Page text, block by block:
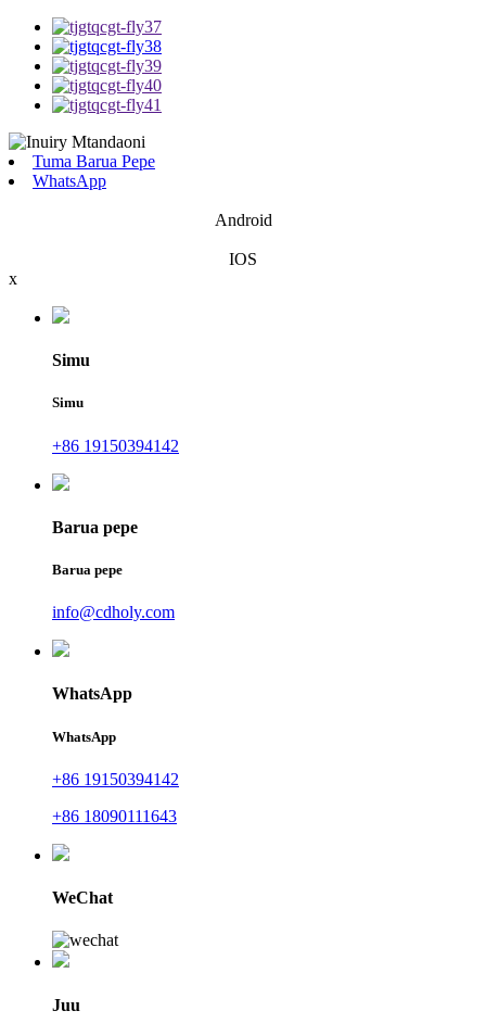
Tuma Barua Pepe
WhatsApp
Android
IOS
x
Simu
Simu
+86 19150394142
Barua pepe
Barua pepe
info@cdholy.com
WhatsApp
WhatsApp
+86 19150394142
+86 18090111643
WeChat
Juu